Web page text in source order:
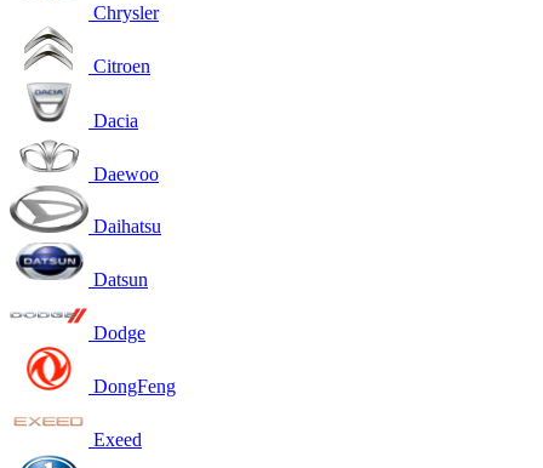
Chrysler
Citroen
Dacia
Daewoo
Daihatsu
Datsun
Dodge
DongFeng
Exeed